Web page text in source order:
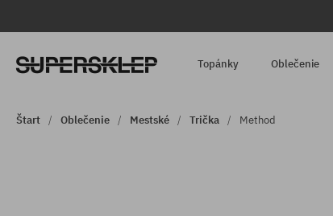
Topánky Oblečenie
Štart Oblečenie Mestské Trička Method